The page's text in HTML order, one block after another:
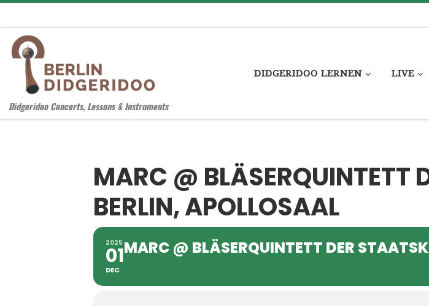
Didgeridoo Concerts, Lessons & Instruments
DIDGERIDOO LERNEN LIVE
MARC @ BLÄSERQUINTETT
BERLIN, APOLLOSAAL
2025
01
DEC
MARC @ BLÄSERQUINTETT DER